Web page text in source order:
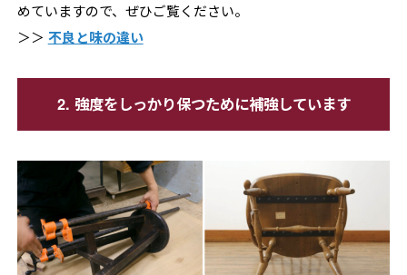
めていますので、ぜひご覧ください。
＞＞ 不良と味の違い
2. 強度をしっかり保つために補強しています